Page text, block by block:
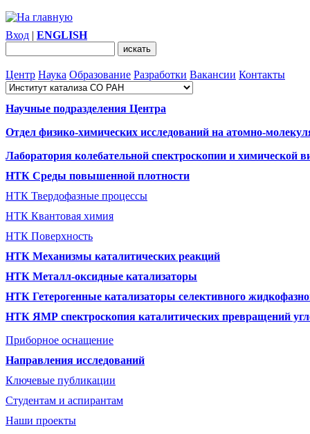
Вход | ENGLISH
Центр Наука Образование Разработки Вакансии Контакты
Научные подразделения Центра
Отдел физико-химических исследований на атомно-
Лаборатория колебательной спектроскопии и химической
НТК Среды повышенной плотности
НТК Твердофазные процессы
НТК Квантовая химия
НТК Поверхность
НТК Механизмы каталитических реакций
НТК Металл-оксидные катализаторы
НТК Гетерогенные катализаторы селективного
НТК ЯМР спектроскопия каталитических превращений
Приборное оснащение
Направления исследований
Ключевые публикации
Студентам и аспирантам
Наши проекты